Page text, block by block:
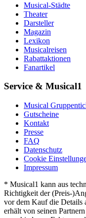
Musical-Städte
Theater
Darsteller
Magazin
Lexikon
Musicalreisen
Rabattaktionen
Fanartikel
Service & Musical1
Musical
Gutscheine
Kontakt
Presse
FAQ
Datenschutz
Cookie
Impressum
* Musical1 kann aus
Richtigkeit der (Preis-
vor dem Kauf die Details
erhält von seinen